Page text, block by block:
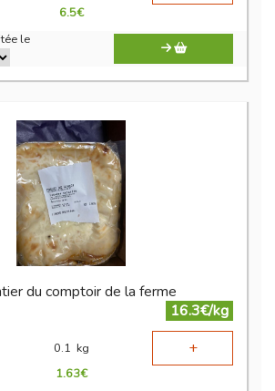
6.5€
le
du comptoir de la ferme
16.3€/kg
0.1 kg +
1.63€